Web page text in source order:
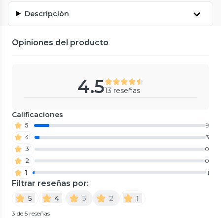
Descripción
Opiniones del producto
4.513 reseñas
Calificaciones
5
9
4
3
3
0
2
0
1
1
Filtrar reseñas por:
5 4 3 2 1
3 de 5 reseñas